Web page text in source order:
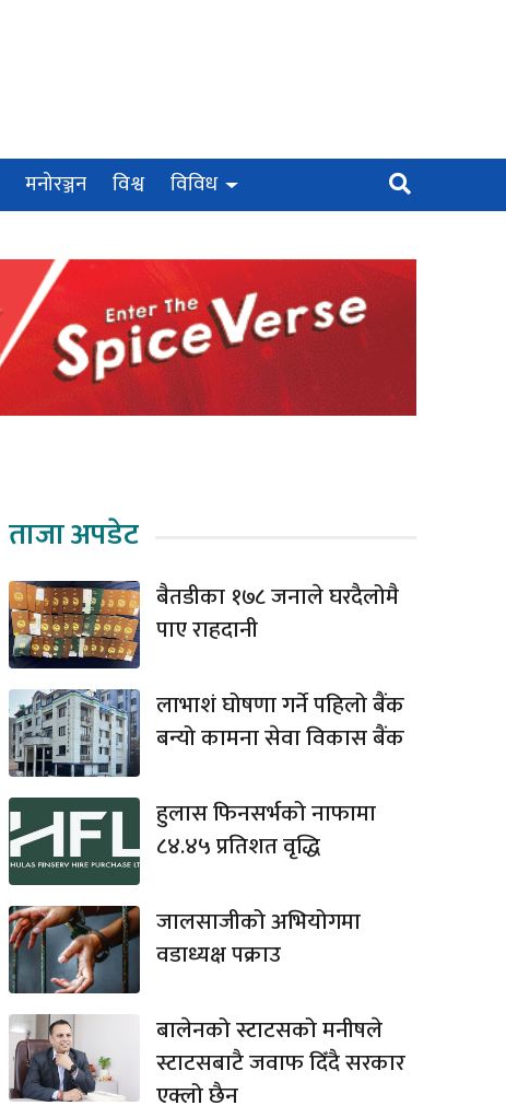
मनोरञ्जन विश्व विविध
ताजा अपडेट
बैतडीका १७८ जनाले घरदैलोमै
पाए राहदानी
लाभाशं घोषणा गर्ने पहिलो बैंक
बन्यो कामना सेवा विकास बैंक
हुलास फिनसर्भको नाफामा
८४.४५ प्रतिशत वृद्धि
जालसाजीको अभियोगमा
वडाध्यक्ष पक्राउ
बालेनको स्टाटसको मनीषले
स्टाटसबाटै जवाफ दिँदै सरकार
एक्लो छैन